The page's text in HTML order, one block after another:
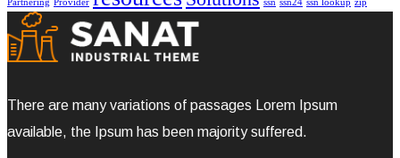
Partnering Provider ssn ssn24 ssn lookup zip
There are many variations of passages Lorem Ipsum
available, the Ipsum has been majority suffered.